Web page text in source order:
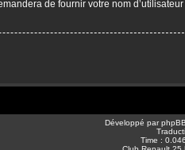
de fournir votre nom
Développé parphpBB
Time :